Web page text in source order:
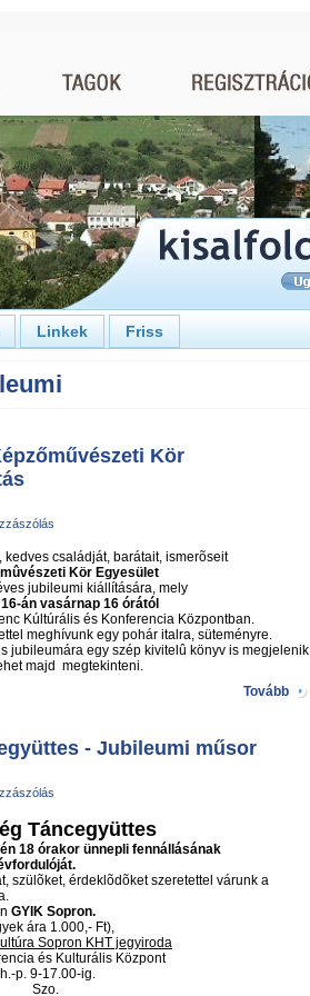
Linkek Friss
Kör
kedves családját, barátait, ismerõseit
Kör Egyesület
jubileumi kiállítására, mely
án vasárnap 16 órától
Kúltúrális és Konferencia Központban.
meghívunk egy pohár italra, süteményre.
egy szép kivitelû könyv is megjelenik
majd megtekinteni.
Tovább
- Jubileumi műsor
Táncegyüttes
18 órakor ünnepli fennállásának
szülõket, érdeklõdõket szeretettel várunk a
GYIK Sopron.
ára 1.000,- Ft),
Sopron KHT jegyiroda
és Kulturális Központ
p. 9-17.00-ig.
Szo.